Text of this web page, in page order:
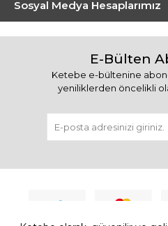
Sosyal Medya Hesaplarımız
E-Bülten
Ketebe e-bültenine
yeniliklerden öncelikli